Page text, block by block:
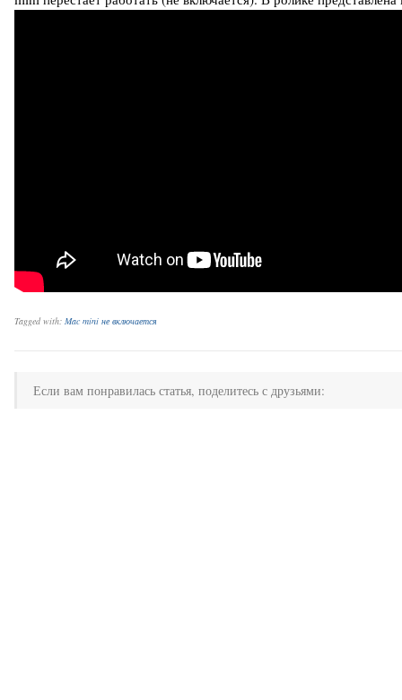
Tagged with: Mac mini не включается
Если вам понравилась статья, поделитесь с друзьями: